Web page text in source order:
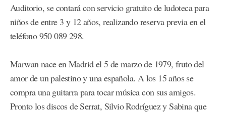
Auditorio, se contará con servicio gratuito de ludoteca para
niños de entre 3 y 12 años, realizando reserva previa en el
teléfono 950 089 298.
Marwan nace en Madrid el 5 de marzo de 1979, fruto del
amor de un palestino y una española. A los 15 años se
compra una guitarra para tocar música con sus amigos.
Pronto los discos de Serrat, Silvio Rodríguez y Sabina que